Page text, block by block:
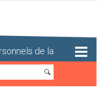
de la
Recherche